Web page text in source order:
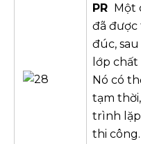
PR Một
đã
đúc,
lớp
Nó có
tạm
trình lặp
thi công.